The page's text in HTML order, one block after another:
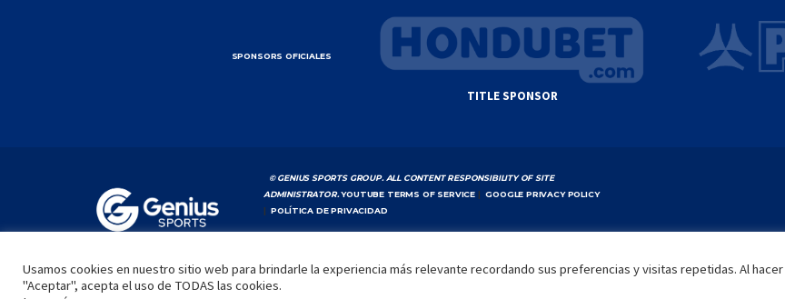
SPONSORS OFICIALES
TITLE SPONSOR
© GENIUS SPORTS GROUP. ALL CONTENT RESPONSIBILITY OF SITE
ADMINISTRATOR. YOUTUBE TERMS OF SERVICE |GOOGLE PRIVACY POLICY
|POLÍTICA DE PRIVACIDAD
Usamos cookies en nuestro sitio web para brindarle la experiencia más relevante recordando sus preferencias y visitas repetidas. Al hacer
"Aceptar", acepta el uso de TODAS las cookies.